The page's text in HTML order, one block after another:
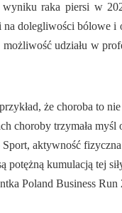
raka piersi w
na dolegliwości bólowe
udziału w
że choroba to
choroby trzymała myśl
aktywność fizyczna
kumulacją tej
Poland Business Run